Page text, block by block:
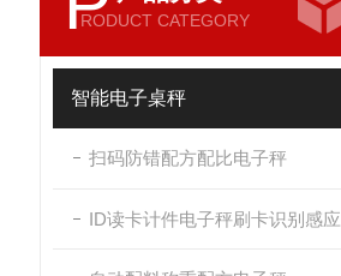
RODUCT CATEGORY
智能电子桌秤
扫码防错配方配比电子秤
ID读卡计件电子秤刷卡识别感应